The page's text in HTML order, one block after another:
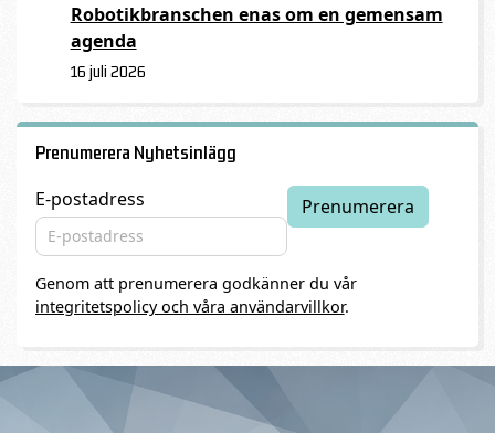
Robotikbranschen enas om en gemensam
agenda
16 juli 2026
Prenumerera Nyhetsinlägg
E-postadress
Genom att prenumerera godkänner du vår
integritetspolicy och våra användarvillkor.